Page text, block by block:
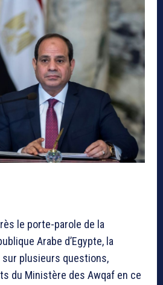
le porte-parole de la
Arabe d’Egypte, la
plusieurs questions,
du Ministère des Awqaf en ce